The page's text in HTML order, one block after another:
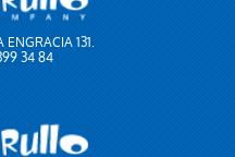
131.
34 84